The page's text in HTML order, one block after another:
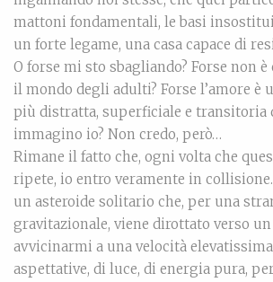
mattoni fondamentali, le basi
un forte legame, una casa capace di
O forse mi sto sbagliando? Forse non
il mondo degli adulti? Forse l’amore è
più distratta, superficiale e transitoria
immagino io? Non credo, però…
Rimane il fatto che, ogni volta che
ripete, io entro veramente in
un asteroide solitario che, per una
gravitazionale, viene dirottato verso
avvicinarmi a una velocità
aspettative, di luce, di energia pura,